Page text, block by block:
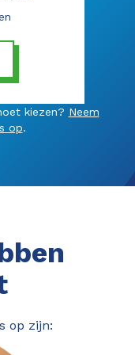
kiezen? Neem
op.
op zijn: